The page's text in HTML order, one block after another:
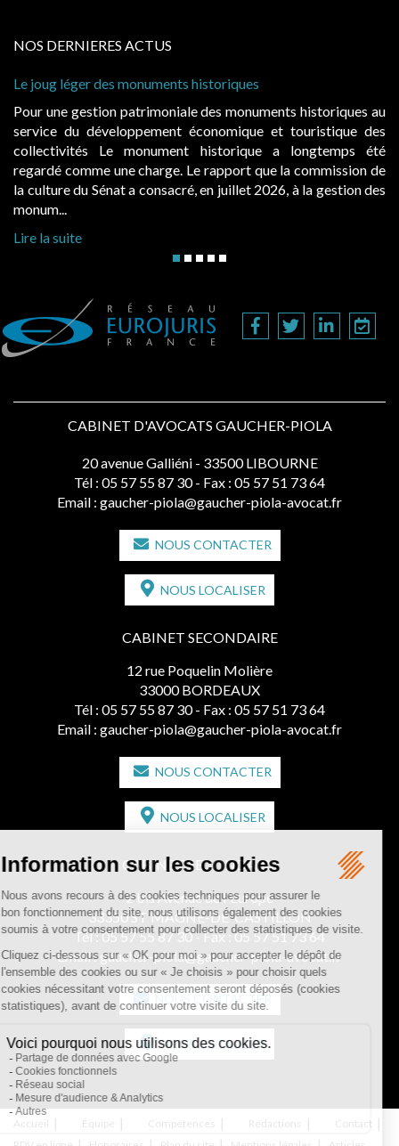
NOS DERNIERES ACTUS
monuments historiques
patrimoniale des monuments historiques au
économique et touristique des
monument historique a longtemps été
une charge. Le rapport que la commission de
a consacré, en juillet 2026, à la gestion des
Evocatrices des
également un
public, elles
d’occupation.
CABINET D'AVOCATS GAUCHER-PIOLA
20 avenue Galliéni - 33500 LIBOURNE
Tél : 05 57 55 87 30 - Fax : 05 57 51 73 64
Email : gaucher-piola@gaucher-piola-avocat.fr
NOUS CONTACTER
NOUS LOCALISER
CABINET SECONDAIRE
12 rue Poquelin Molière
33000 BORDEAUX
Tél : 05 57 55 87 30 - Fax : 05 57 51 73 64
Email : gaucher-piola@gaucher-piola-avocat.fr
NOUS CONTACTER
NOUS LOCALISER
CABINET SECONDAIRE
2 bis Avenue de l'Europe
33350 ST MAGNE-DE-CASTILLON
Tél :05 57 55 87 30- Fax : 05 57 51 73 64
Email :gaucher-piola@gaucher-piola-avocat.fr
NOUS CONTACTER
NOUS LOCALISER
Accueil Équipe Compétences Rédactions
Contact